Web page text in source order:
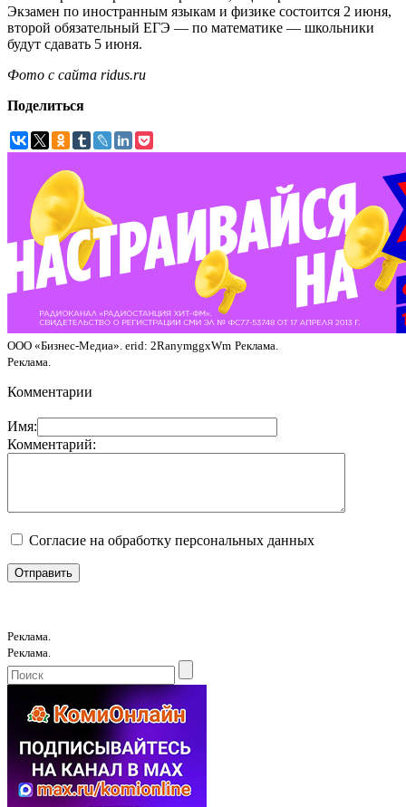
Экзамен по иностранным языкам и физике состоится 2 июня,
второй обязательный ЕГЭ — по математике — школьники
будут сдавать 5 июня.
Фото с сайта ridus.ru
Поделиться
ООО «Бизнес-Медиа». erid: 2RanymggxWm Реклама.
Реклама.
Комментарии
Имя:
Комментарий:
Согласие на обработку персональных данных
Реклама.
Реклама.